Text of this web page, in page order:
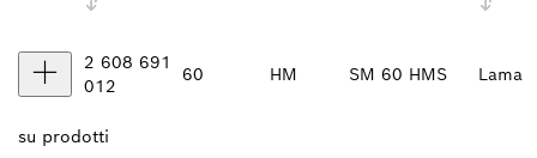
2 608 691
012
60 HM SM 60 HMS Lama
su prodotti